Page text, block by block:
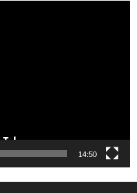
14:50